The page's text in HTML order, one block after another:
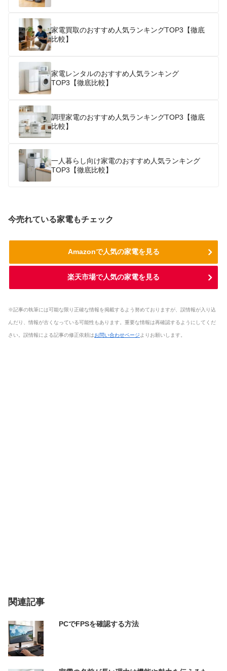
家電買取のおすすめ人気ランキングTOP3【徹底
比較】
家電レンタルのおすすめ人気ランキング
TOP3【徹底比較】
調理家電のおすすめ人気ランキングTOP3【徹底
比較】
一人暮らし向け家電のおすすめ人気ランキング
TOP3【徹底比較】
今売れている家電もチェック
Amazonで人気の家電を見る
楽天市場で人気の家電を見る
※記事の執筆には可能な限り正確な情報を掲載するよう努めておりますが、誤情報が入り込
んだり、情報が古くなっている可能性もあります。重要な情報は再確認するようにしてくだ
さい。誤情報による記事の修正依頼はお問い合わせページよりお願いします。
関連記事
PCでFPSを確認する方法